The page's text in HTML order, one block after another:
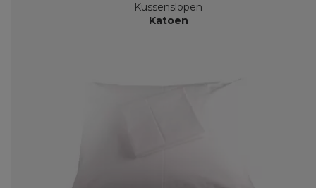
Kussenslopen
Katoen